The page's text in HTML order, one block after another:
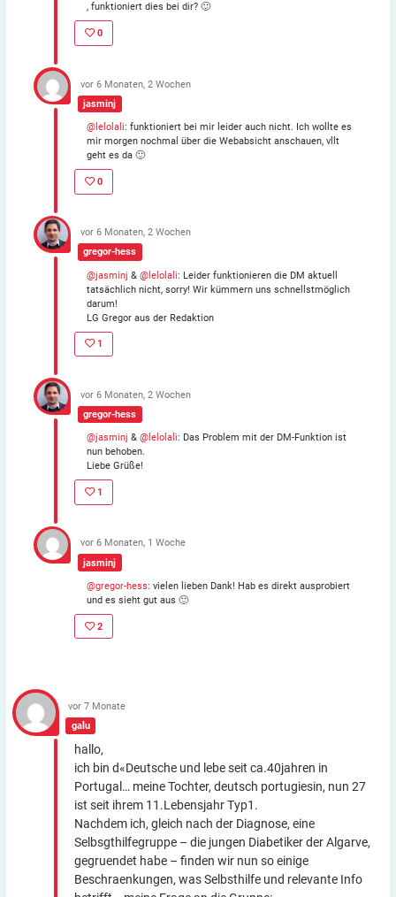
, funktioniert dies bei dir? 🙂
0
jasminj
vor 6 Monaten, 2 Wochen
@lelolali: funktioniert bei mir leider auch nicht. Ich wollte es
mir morgen nochmal über die Webabsicht anschauen, vllt
geht es da 🙂
0
gregor-hess
vor 6 Monaten, 2 Wochen
@jasminj & @lelolali: Leider funktionieren die DM aktuell
tatsächlich nicht, sorry! Wir kümmern uns schnellstmöglich
darum!
LG Gregor aus der Redaktion
1
gregor-hess
vor 6 Monaten, 2 Wochen
@jasminj & @lelolali: Das Problem mit der DM-Funktion ist
nun behoben.
Liebe Grüße!
1
jasminj
vor 6 Monaten, 1 Woche
@gregor-hess: vielen lieben Dank! Hab es direkt ausprobiert
und es sieht gut aus 🙂
2
galu
vor 7 Monate
hallo,
ich bin d«Deutsche und lebe seit ca.40jahren in
Portugal… meine Tochter, deutsch portugiesin, nun 27
ist seit ihrem 11.Lebensjahr Typ1.
Nachdem ich, gleich nach der Diagnose, eine
Selbsgthilfegruppe – die jungen Diabetiker der Algarve,
gegruendet habe – finden wir nun so einige
Beschraenkungen, was Selbsthilfe und relevante Info